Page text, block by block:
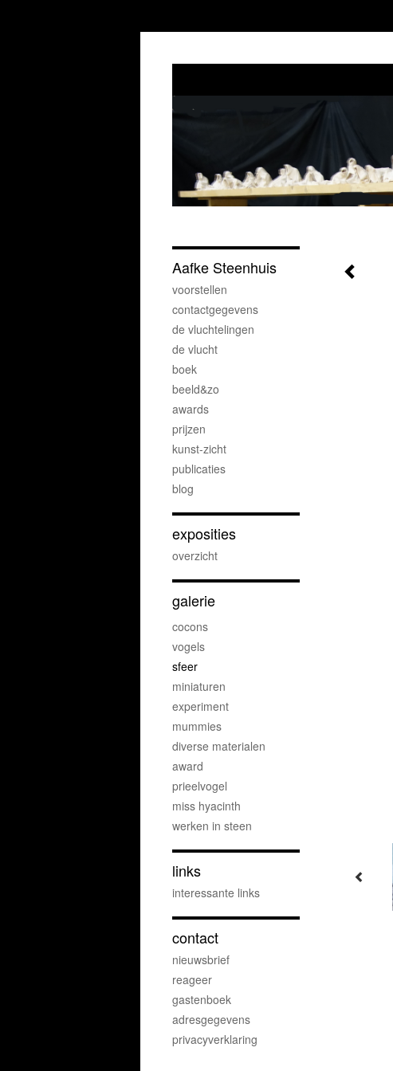
Aafke Steenhuis
voorstellen
contactgegevens
de vluchtelingen
de vlucht
boek
beeld&zo
awards
prijzen
kunst-zicht
publicaties
blog
exposities
overzicht
galerie
cocons
vogels
sfeer
miniaturen
experiment
mummies
diverse materialen
award
prieelvogel
miss hyacinth
werken in steen
links
interessante links
contact
nieuwsbrief
reageer
gastenboek
adresgegevens
privacyverklaring